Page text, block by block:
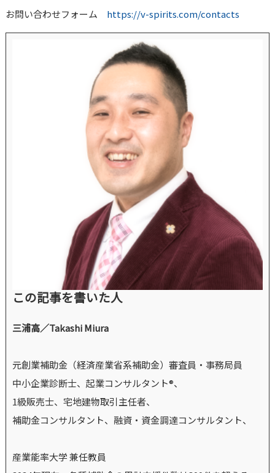
お問い合わせフォーム https://v-spirits.com/contacts
この記事を書いた人
三浦高／Takashi Miura
元創業補助金（経済産業省系補助金）審査員・事務局員
中小企業診断士、起業コンサルタント®、
1級販売士、宅地建物取引主任者、
補助金コンサルタント、融資・資金調達コンサルタント、
産業能率大学 兼任教員